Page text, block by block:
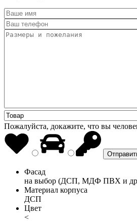
Пожалуйста, докажите, что вы
Фасад
на выбор (ДСП, МДФ ПВХ и
Материал корпуса
ДСП
Цвет
<